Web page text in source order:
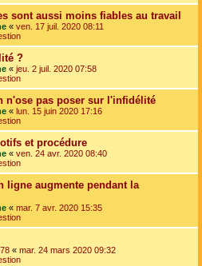
sont aussi moins fiables au travail
« ven. 17 juil. 2020 08:11
?
« jeu. 2 juil. 2020 07:58
n'ose pas poser sur l'infidélité
« lun. 15 juin 2020 17:16
et procédure
« ven. 24 avr. 2020 08:40
ligne augmente pendant la
« mar. 7 avr. 2020 15:35
« mar. 24 mars 2020 09:32